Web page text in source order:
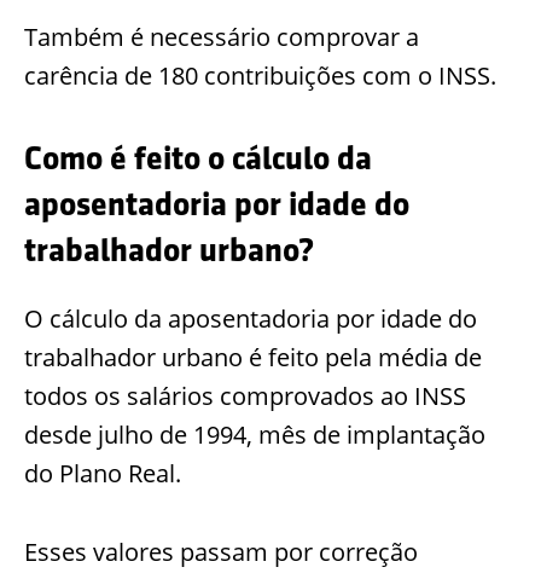
Também é necessário comprovar a
carência de 180 contribuições com o INSS.
Como é feito o cálculo da
aposentadoria por idade do
trabalhador urbano?
O cálculo da aposentadoria por idade do
trabalhador urbano é feito pela média de
todos os salários comprovados ao INSS
desde julho de 1994, mês de implantação
do Plano Real.
Esses valores passam por correção